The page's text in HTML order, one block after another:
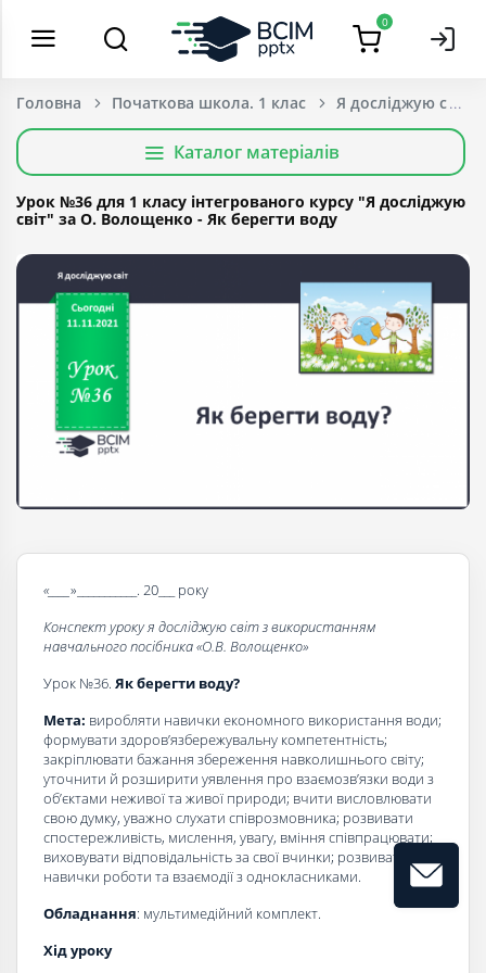
0
Головна Початкова школа. 1 клас Я досліджую світ
Каталог матеріалів
Урок №36 для 1 класу інтегрованого курсу "Я досліджую
світ" за О. Волощенко - Як берегти воду
«____ »___________. 20___ року
Конспект уроку я досліджую світ з використанням
навчального посібника «О.В. Волощенко»
Урок №36. Як берегти воду?
Мета: виробляти навички економного використання води;
формувати здоров’язбережувальну компетентність;
закріплювати бажання збереження навколишнього світу;
уточнити й розширити уявлення про взаємозв’язки води з
об’єктами неживої та живої природи; вчити висловлювати
свою думку, уважно слухати співрозмовника; розвивати
спостережливість, мислення, увагу, вміння співпрацювати;
виховувати відповідальність за свої вчинки; розвивати
навички роботи та взаємодії з однокласниками.
Обладнання: мультимедійний комплект.
Хід уроку